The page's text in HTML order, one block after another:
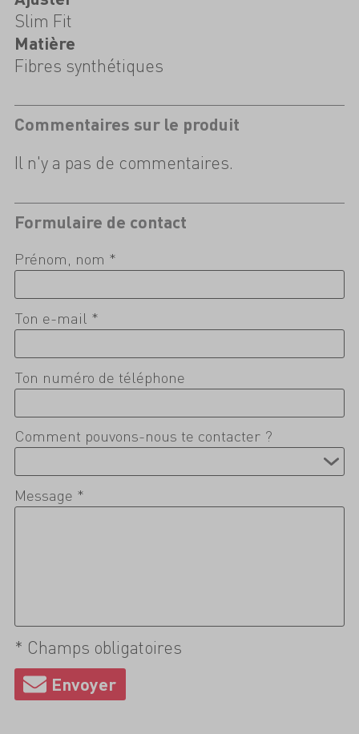
Slim Fit
Matière
Fibres synthétiques
Commentaires sur le produit
Il n'y a pas de commentaires.
Formulaire de contact
Prénom, nom *
Ton e-mail *
Ton numéro de téléphone
Comment pouvons-nous te contacter ?
Message *
* Champs obligatoires